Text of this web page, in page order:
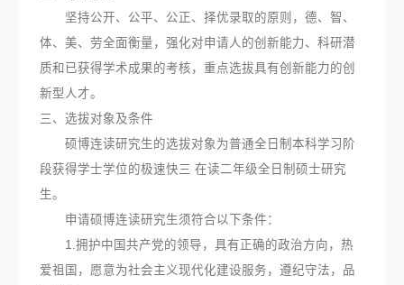
坚持公开、公平、公正、择优录取的原则，德、智、
体、美、劳全面衡量，强化对申请人的创新能力、科研潜
质和已获得学术成果的考核，重点选拔具有创新能力的创
新型人才。
三、选拔对象及条件
硕博连读研究生的选拔对象为普通全日制本科学习阶
段获得学士学位的极速快三 在读二年级全日制硕士研究
生。
申请硕博连读研究生须符合以下条件：
1.拥护中国共产党的领导，具有正确的政治方向，热
爱祖国，愿意为社会主义现代化建设服务，遵纪守法，品